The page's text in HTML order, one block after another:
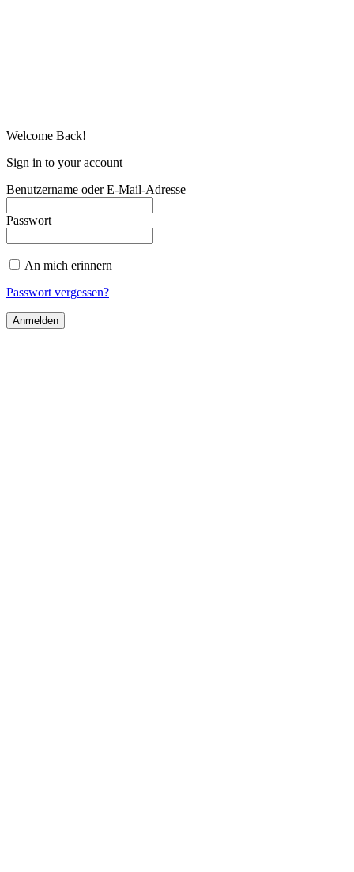
Welcome Back!
Sign in to your account
Benutzername oder E-Mail-Adresse
Passwort
An mich erinnern
Passwort vergessen?